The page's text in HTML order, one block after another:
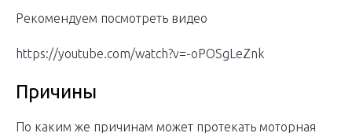
Рекомендуем посмотреть видео
https://youtube.com/watch?v=-oPOSgLeZnk
Причины
По каким же причинам может протекать моторная